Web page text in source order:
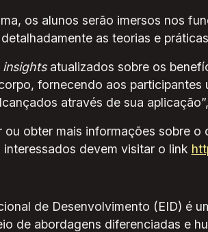
os alunos serão imersos nos
as teorias e
insights atualizados sobre os
fornecendo aos
através de sua
ou obter mais informações sobre
interessados devem visitar o link
de Desenvolvimento (EID) é
de abordagens diferenciadas e